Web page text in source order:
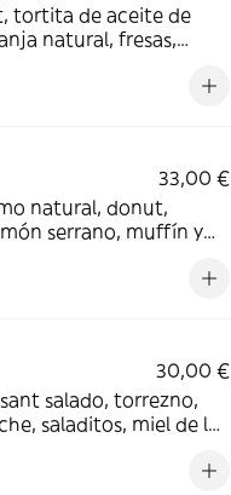
tortita de aceite de
natural, fresas,
33,00 €
natural, donut,
serrano, muffín y
30,00 €
salado, torrezno,
saladitos, miel de la